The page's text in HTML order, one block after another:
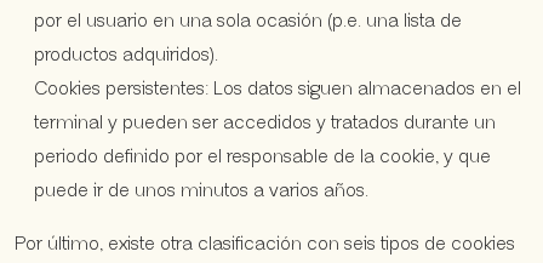
por el usuario en una sola ocasión (p.e. una lista de
productos adquiridos).
Cookies persistentes: Los datos siguen almacenados en el
terminal y pueden ser accedidos y tratados durante un
periodo definido por el responsable de la cookie, y que
puede ir de unos minutos a varios años.
Por último, existe otra clasificación con seis tipos de cookies